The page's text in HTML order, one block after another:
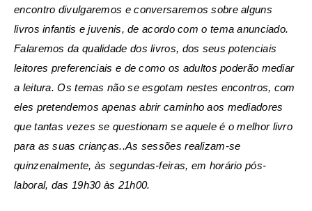
encontro divulgaremos e conversaremos sobre alguns
livros infantis e juvenis, de acordo com o tema anunciado.
Falaremos da qualidade dos livros, dos seus potenciais
leitores preferenciais e de como os adultos poderão mediar
a leitura. Os temas não se esgotam nestes encontros, com
eles pretendemos apenas abrir caminho aos mediadores
que tantas vezes se questionam se aquele é o melhor livro
para as suas crianças..As sessões realizam-se
quinzenalmente, às segundas-feiras, em horário pós-
laboral, das 19h30 às 21h00.